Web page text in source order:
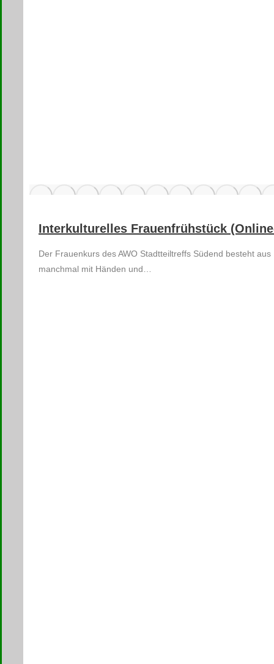
Interkulturelles Frauenfrühstück
Der Frauenkurs des AWO Stadtteiltreffs Südend besteht
manchmal mit Händen und…